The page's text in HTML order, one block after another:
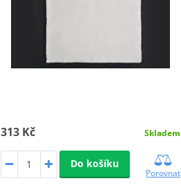
313 Kč Skladem
Do košíku
Porovnat